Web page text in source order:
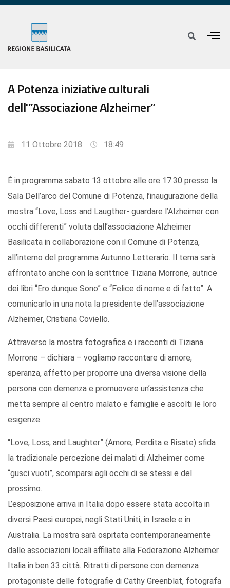
A Potenza iniziative culturali
dell'”Associazione Alzheimer”
11 Ottobre 2018 18:49
È in programma sabato 13 ottobre alle ore 17.30 presso la
Sala Dell’arco del Comune di Potenza, l’inaugurazione della
mostra “Love, Loss and Laugther- guardare l’Alzheimer con
occhi differenti” voluta dall’associazione Alzheimer
Basilicata in collaborazione con il Comune di Potenza,
all’interno del programma Autunno Letterario. Il tema sarà
affrontato anche con la scrittrice Tiziana Morrone, autrice
dei libri “Ero dunque Sono” e “Felice di nome e di fatto”. A
comunicarlo in una nota la presidente dell’associazione
Alzheimer, Cristiana Coviello.
Attraverso la mostra fotografica e i racconti di Tiziana
Morrone – dichiara – vogliamo raccontare di amore,
speranza, affetto per proporre una diversa visione della
persona con demenza e promuovere un’assistenza che
metta sempre al centro malato e famiglie e ascolti le loro
esigenze.
“Love, Loss, and Laughter” (Amore, Perdita e Risate) sfida
la tradizionale percezione dei malati di Alzheimer come
“gusci vuoti”, scomparsi agli occhi di se stessi e del
prossimo.
L’esposizione arriva in Italia dopo essere stata accolta in
diversi Paesi europei, negli Stati Uniti, in Israele e in
Australia. La mostra sarà ospitata contemporaneamente
dalle associazioni locali affiliate alla Federazione Alzheimer
Italia in ben 33 città. Ritratti di persone con demenza
protagoniste delle fotografie di Cathy Greenblat, fotografa